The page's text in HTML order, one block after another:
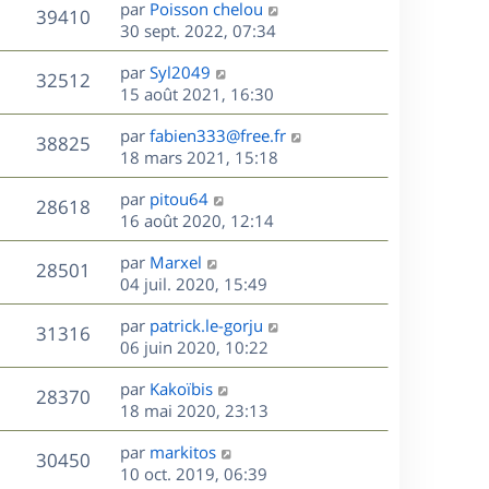
s
n
i
e
r
m
e
s
s
a
g
e
39410V
u
e
D
e
r
n
i
e
r
m
e
s
s
a
g
e
par Poisson chelou
30 sept. 2022, 07:34
32512V
u
s
D
e
r
n
i
e
r
m
e
s
s
a
g
e
par Syl2049
15 août 2021, 16:30
38825V
u
e
D
e
r
n
i
e
r
m
e
s
s
a
g
e
par fabien333@free.fr
18 mars 2021, 15:18
28618V
u
D
e
r
n
i
e
r
m
e
s
s
a
g
e
par pitou64
16 août 2020, 12:14
28501
u
e
s
D
e
r
n
i
e
r
m
e
s
s
par Marxel
04 juil. 2020, 15:49
31316V
u
s
D
e
r
n
i
e
r
m
par patrick.le-gorju
06 juin 2020, 10:22
28370V
u
D
e
r
n
i
par Kakoïbis
18 mai 2020, 23:13
30450V
D
e
par markitos
10 oct. 2019, 06:39